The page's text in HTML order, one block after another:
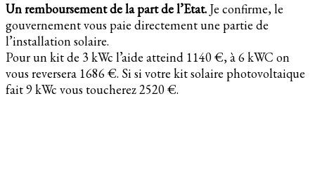
Un remboursement de la part de l’Etat. Je confirme, le
gouvernement vous paie directement une partie de
l’installation solaire.
Pour un kit de 3 kWc l’aide atteind 1140 €, à 6 kWC on
vous reversera 1686 €. Si si votre kit solaire photovoltaique
fait 9 kWc vous toucherez 2520 €.